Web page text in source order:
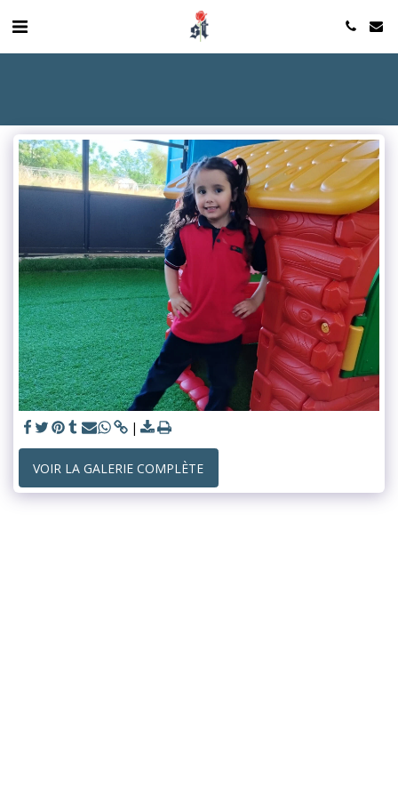
VOIR LA GALERIE COMPLÈTE